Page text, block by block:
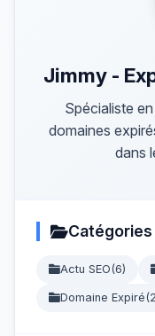
Jimmy -
Spécialiste
domaines
dans
Catégories
Actu SEO(6)
Domaine Expiré